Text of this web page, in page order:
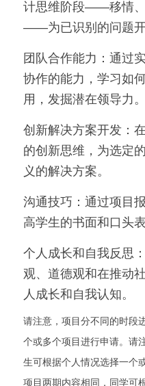
计思维阶段——移情
——为已识别的问题开
团队合作能力：通过
协作的能力，学习如
用，发掘潜在领导力。
创新解决方案开发：
的创新思维，为选定
义的解决方案。
沟通技巧：通过项目
高学生的书面和口头表
个人成长和自我反思
观、道德观和在推动
人成长和自我认知。
请注意，项目分不同的时段
个或多个项目进行申请。请
生可根据个人情况选择一个
项目两期内容相同，同学可